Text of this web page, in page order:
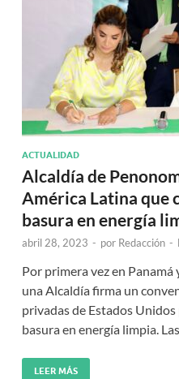
ACTUALIDAD
Alcaldía de
América Latina que
basura en energía
abril 28, 2023 - por Redacción -
Por primera vez en Panamá
una Alcaldía firma un
privadas de Estados
basura en energía limpia.
LEER MÁS